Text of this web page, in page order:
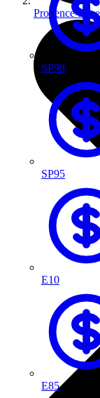
SP98
SP95
E10
E85
Provence-